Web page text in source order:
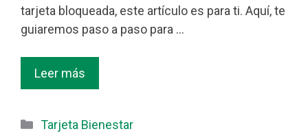
tarjeta bloqueada, este artículo es para ti. Aquí, te
guiaremos paso a paso para …
Leer más
Categorías
Tarjeta Bienestar